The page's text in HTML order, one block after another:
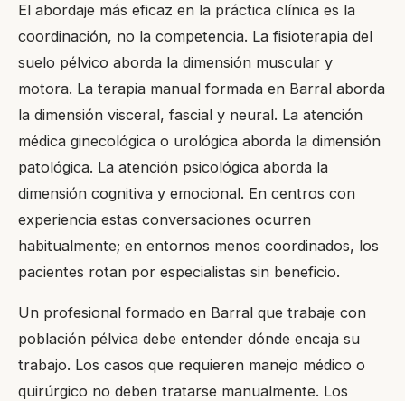
El abordaje más eficaz en la práctica clínica es la
coordinación, no la competencia. La fisioterapia del
suelo pélvico aborda la dimensión muscular y
motora. La terapia manual formada en Barral aborda
la dimensión visceral, fascial y neural. La atención
médica ginecológica o urológica aborda la dimensión
patológica. La atención psicológica aborda la
dimensión cognitiva y emocional. En centros con
experiencia estas conversaciones ocurren
habitualmente; en entornos menos coordinados, los
pacientes rotan por especialistas sin beneficio.
Un profesional formado en Barral que trabaje con
población pélvica debe entender dónde encaja su
trabajo. Los casos que requieren manejo médico o
quirúrgico no deben tratarse manualmente. Los